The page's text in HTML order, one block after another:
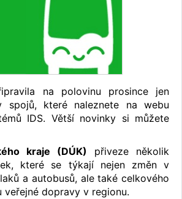
na polovinu prosince jen
spojů, které naleznete na webu
IDS. Větší novinky si můžete
kraje (DÚK) přiveze několik
které se týkají nejen změn v
a autobusů, ale také celkového
dopravy v regionu.